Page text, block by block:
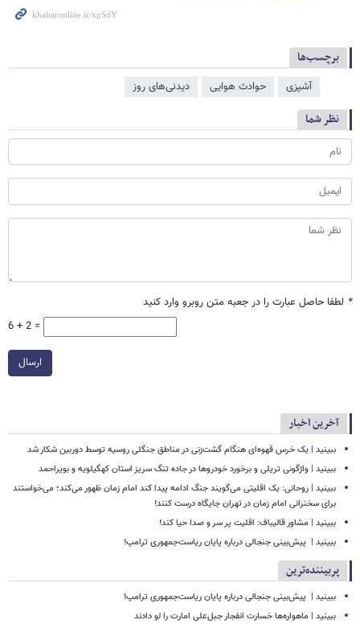
برچسب‌ها
آشپزی حوادث هوایی دیدنی‌های روز
نظر شما
* لطفا حاصل عبارت را در جعبه متن روبرو وارد کنید
6 + 2 =
ارسال
آخرین اخبار
ببینید | یک خرس قهوه‌ای هنگام گشت‌زنی در مناطق جنگلی روسیه توسط دوربین شکار شد
ببینید | واژگونی تریلی و برخورد خودروها در جاده تنگ سریز استان کهگیلویه و بویراحمد
ببینید | روحانی: یک اقلیتی می‌گویند جنگ ادامه پیدا کند امام زمان ظهور می‌کند؛ می‌خواستند
برای سخنرانی امام زمان در تهران جایگاه درست کنند!
ببینید | مشاور قالیباف: اقلیت پر سر و صدا حیا کند!
ببینید | ‏ پیش‌بینی جنجالی درباره پایان ریاست‌جمهوری ترامپ!
پربیننده‌ترین
ببینید | ‏ پیش‌بینی جنجالی درباره پایان ریاست‌جمهوری ترامپ!
ببینید | ماهواره‌ها خسارت انفجار جبل‌علی امارت را لو دادند